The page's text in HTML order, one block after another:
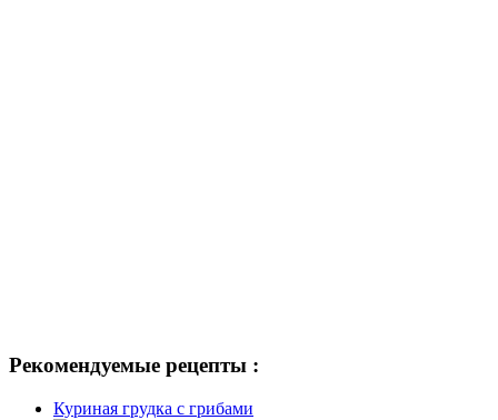
Рекомендуемые рецепты :
Куриная грудка с грибами